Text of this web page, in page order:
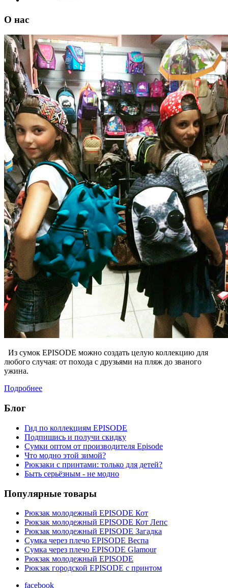
О нас
Из сумок EPISODE можно создать целую коллекцию для
любого случая: от похода с друзьями на пляж до званого
ужина.
Подробнее
Блог
Гид по коллекциям EPISODE
Подпишись и получи скидку
Сумки оптом от производителя Episode
Что модно этой зимой?
Рюкзаки с принтами: только для детей?
Быть серьёзным - не модно
Популярные товары
Рюкзак молодежный EPISODE Кот
Рюкзак молодежный EPISODE Кот Лепс
Рюкзак молодежный EPISODE Загадка
Сумка через плечо EPISODE Веспа
Сумка через плечо EPISODE Glamour
Рюкзак молодежный EPISODE
Рюкзак городской EPISODE с принтом
facebook